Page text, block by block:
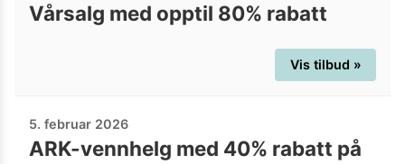
Vårsalg med opptil 80% rabatt
Vis tilbud »
5. februar 2026
ARK-vennhelg med 40% rabatt på